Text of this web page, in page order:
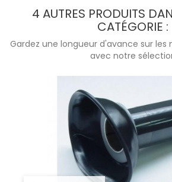
4 AUTRES PRODUITS
CATÉGORIE :
Gardez une longueur d'avance sur les
avec notre